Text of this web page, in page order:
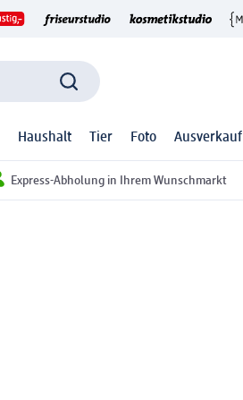
Haushalt Tier Foto Ausverkauf
Express-Abholung in Ihrem Wunschmarkt